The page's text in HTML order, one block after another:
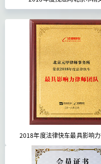
2018年度法律快车最具影响